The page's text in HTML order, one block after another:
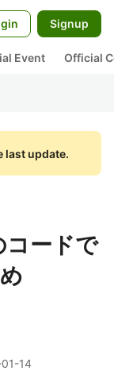
Signup
Event Official
last update.
ードで
14